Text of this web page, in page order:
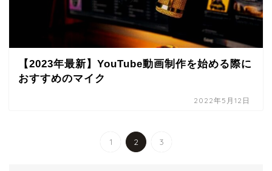
【2023年最新】YouTube動画制作を始める際に
おすすめのマイク
2022年5月12日
1 2 3